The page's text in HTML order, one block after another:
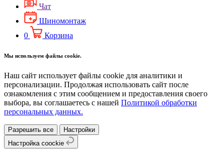
Чат
Шиномонтаж
0
Корзина
Мы используем файлы cookie.
Наш сайт использует файлы cookie для аналитики и
персонализации. Продолжая использовать сайт после
ознакомления с этим сообщением и предоставления своего
выбора, вы соглашаетесь с нашей Политикой обработки
персональных данных.
Разрешить все
Настройки
Настройка coockie